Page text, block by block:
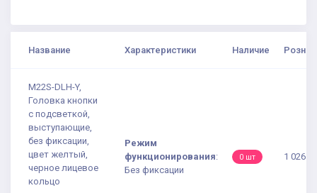
Название Характеристики Наличие
M22S-DLH-Y,
Головка кнопки
с подсветкой,
выступающие,
без фиксации,
цвет желтый,
черное лицевое
кольцо
Режим
функционирования:
Без фиксации
0 шт 1